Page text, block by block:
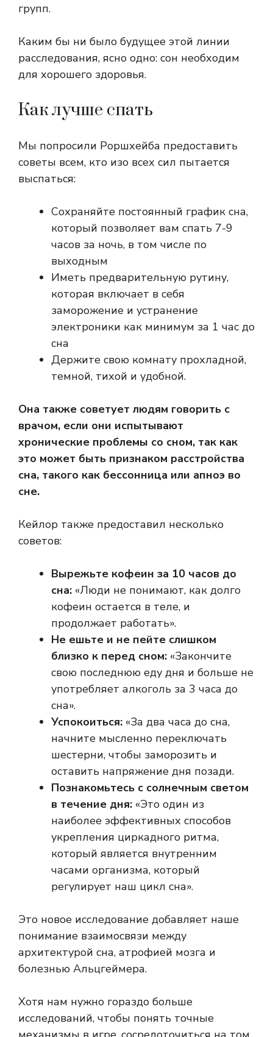
групп.
Каким бы ни было будущее этой линии
расследования, ясно одно: сон необходим
для хорошего здоровья.
Как лучше спать
Мы попросили Роршхейба предоставить
советы всем, кто изо всех сил пытается
выспаться:
Сохраняйте постоянный график сна,
который позволяет вам спать 7-9
часов за ночь, в том числе по
выходным
Иметь предварительную рутину,
которая включает в себя
заморожение и устранение
электроники как минимум за 1 час до
сна
Держите свою комнату прохладной,
темной, тихой и удобной.
Она также советует людям говорить с
врачом, если они испытывают
хронические проблемы со сном, так как
это может быть признаком расстройства
сна, такого как бессонница или апноэ во
сне.
Кейлор также предоставил несколько
советов:
Вырежьте кофеин за 10 часов до
сна: «Люди не понимают, как долго
кофеин остается в теле, и
продолжает работать».
Не ешьте и не пейте слишком
близко к перед сном: «Закончите
свою последнюю еду дня и больше не
употребляет алкоголь за 3 часа до
сна».
Успокоиться: «За два часа до сна,
начните мысленно переключать
шестерни, чтобы заморозить и
оставить напряжение дня позади.
Познакомьтесь с солнечным светом
в течение дня: «Это один из
наиболее эффективных способов
укрепления циркадного ритма,
который является внутренним
часами организма, который
регулирует наш цикл сна».
Это новое исследование добавляет наше
понимание взаимосвязи между
архитектурой сна, атрофией мозга и
болезнью Альцгеймера.
Хотя нам нужно гораздо больше
исследований, чтобы понять точные